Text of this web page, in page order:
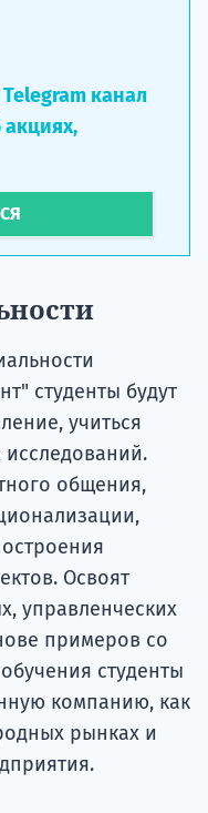
канал
студенты будут
учиться
исследований.
общения,
Освоят
управленческих
примеров со
студенты
компанию, как
рынках и